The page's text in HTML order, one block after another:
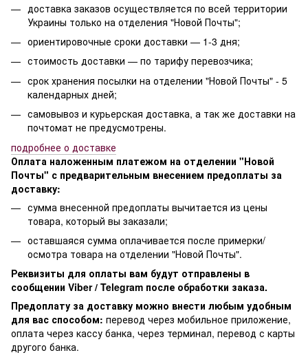
доставка заказов осуществляется по всей территории
Украины только на отделения "Новой Почты";
ориентировочные сроки доставки — 1-3 дня;
стоимость доставки — по тарифу перевозчика;
срок хранения посылки на отделении "Новой Почты" - 5
календарных дней;
самовывоз и курьерская доставка, а так же доставки на
почтомат не предусмотрены.
подробнее о доставке
Оплата наложенным платежом на отделении "Новой
Почты" с предварительным внесением предоплаты за
доставку:
сумма внесенной предоплаты вычитается из цены
товара, который вы заказали;
оставшаяся сумма оплачивается после примерки/
осмотра товара на отделении "Новой Почты".
Реквизиты для оплаты вам будут отправлены в
сообщении Viber / Telegram после обработки заказа.
Предоплату за доставку можно внести любым удобным
для вас способом: перевод через мобильное приложение,
оплата через кассу банка, через терминал, перевод с карты
другого банка.